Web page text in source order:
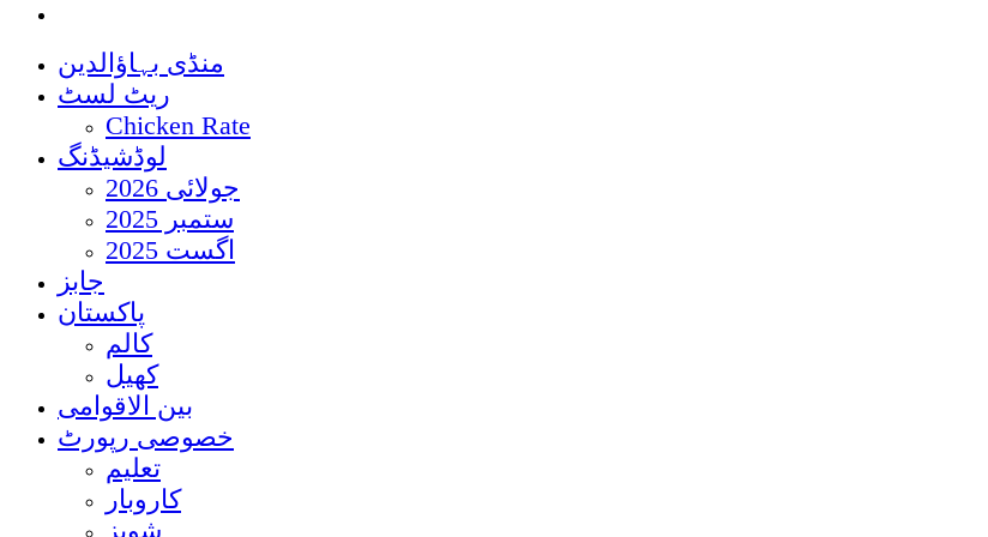
منڈی بہاؤالدین
ریٹ لسٹ
Chicken Rate
لوڈشیڈنگ
جولائی 2026
ستمبر 2025
اگست 2025
جابز
پاکستان
کالم
کھیل
بین الاقوامی
خصوصی رپورٹ
تعلیم
کاروبار
شوبز